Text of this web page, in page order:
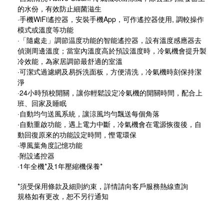
的水份，有效防止細菌滋生
·手機WiFi遙控器，安裝手機App，可作遙控器使用, 調較操作
模式或溫度等功能
·「隨處走」調節温度功能的智能遙控器，設有溫度感應器去
偵測周邊溫度；當室內溫度高於預設溫度時，冷氣機會提升製
冷效能，為家居調節最舒適的室溫
·可潔式過濾網及易拆洗面板，方便清洗，冷氣機時刻保持潔
淨
·24小時預校開關，讓你輕鬆設定冷氣機的開關時間，配合上
班、回家及睡眠
·自動均勻送風系統，讓涼風均勻飄送每個角落
·自動重啟功能，遇上電力中斷，冷氣機會在電源恢復後，自
動回復原來的功能設定時間，慳電環保
·導風葉角度記憶功能
·附設遙控器
·1年全機*及1年壓縮機保養*
*須受保用條款及細則約束，詳情請向客戶服務熱線查詢
規格如有更改，恕不另行通知